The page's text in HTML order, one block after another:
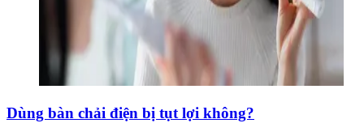
Dùng bàn chải điện bị tụt lợi không?